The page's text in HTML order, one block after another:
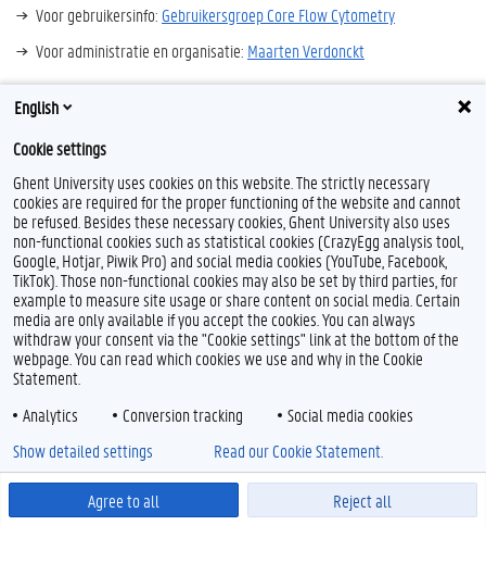
Voor gebruikersinfo: Gebruikersgroep Core Flow Cytometry
Voor administratie en organisatie: Maarten Verdonckt
English
Cookie settings
Ghent University uses cookies on this website. The strictly necessary
cookies are required for the proper functioning of the website and cannot
be refused. Besides these necessary cookies, Ghent University also uses
non-functional cookies such as statistical cookies (CrazyEgg analysis tool,
Google, Hotjar, Piwik Pro) and social media cookies (YouTube, Facebook,
TikTok). Those non-functional cookies may also be set by third parties, for
example to measure site usage or share content on social media. Certain
media are only available if you accept the cookies. You can always
withdraw your consent via the "Cookie settings" link at the bottom of the
webpage. You can read which cookies we use and why in the Cookie
Statement.
Analytics
Conversion tracking Social media cookies
Agree to all Reject all
Show detailed settings Read our Cookie Statement.